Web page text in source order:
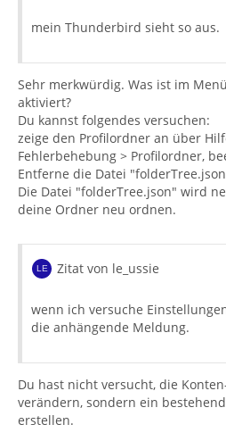
mein Thunderbird sieht so aus.
Sehr merkwürdig. Was ist im
aktiviert?
Du kannst folgendes versuchen:
zeige den Profilordner an über
Fehlerbehebung > Profilordner,
Entferne die Datei
Die Datei "folderTree.json" wird
deine Ordner neu ordnen.
Zitat von le_ussie
wenn ich versuche
die anhängende Meldung.
Du hast nicht versucht, die
verändern, sondern ein
erstellen.